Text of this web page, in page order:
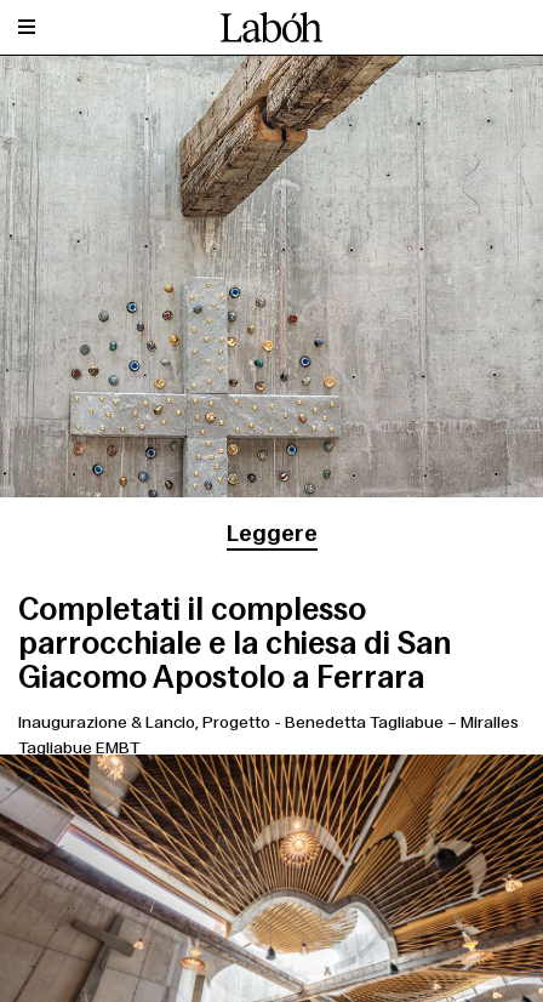
Leggere
Completati il complesso
parrocchiale e la chiesa di San
Giacomo Apostolo a Ferrara
Inaugurazione & Lancio, Progetto - Benedetta Tagliabue – Miralles
Tagliabue EMBT